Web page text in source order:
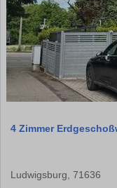
4 Zimmer
Ludwigsburg, 71636